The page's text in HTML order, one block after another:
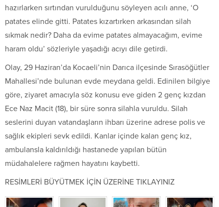
hazırlarken sırtından vurulduğunu söyleyen acılı anne, ‘O
patates elinde gitti. Patates kızartırken arkasından silah
sıkmak nedir? Daha da evime patates almayacağım, evime
haram oldu’ sözleriyle yaşadığı acıyı dile getirdi.
Olay, 29 Haziran’da Kocaeli’nin Darıca ilçesinde Sırasöğütler
Mahallesi’nde bulunan evde meydana geldi. Edinilen bilgiye
göre, ziyaret amacıyla söz konusu eve giden 2 genç kızdan
Ece Naz Macit (18), bir süre sonra silahla vuruldu. Silah
seslerini duyan vatandaşların ihbarı üzerine adrese polis ve
sağlık ekipleri sevk edildi. Kanlar içinde kalan genç kız,
ambulansla kaldırıldığı hastanede yapılan bütün
müdahalelere rağmen hayatını kaybetti.
RESİMLERİ BÜYÜTMEK İÇİN ÜZERİNE TIKLAYINIZ